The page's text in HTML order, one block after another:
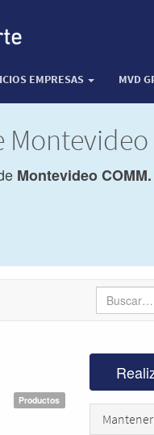
EMPRESAS MVD
Montevideo COMM.
Productos